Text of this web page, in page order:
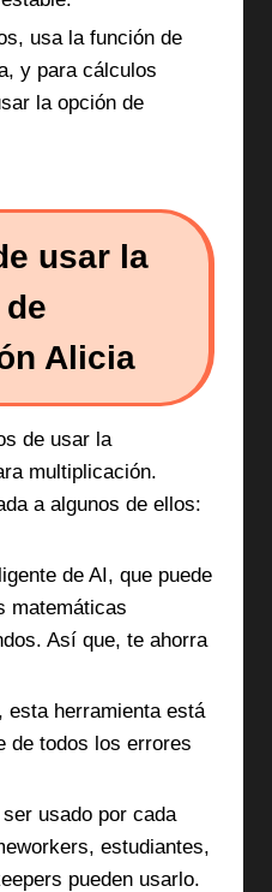
usa la función de
y para cálculos
la opción de
usar la
Alicia
de usar la
multiplicación.
a algunos de ellos:
de AI, que puede
matemáticas
Así que, te ahorra
esta herramienta está
de todos los errores
usado por cada
estudiantes,
pueden usarlo.